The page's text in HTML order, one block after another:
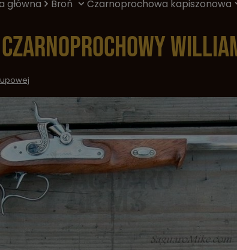
główna Broń Czarnoprochowa kapiszonowa